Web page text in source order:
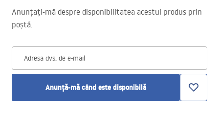
Anunțați-mă despre disponibilitatea acestui produs prin
poștă.
Adresa dvs. de e-mail
Anunță-mă când este disponibilă